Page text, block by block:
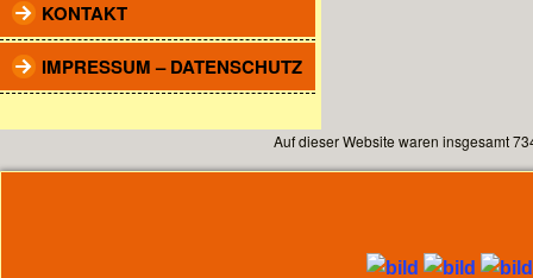
KONTAKT
IMPRESSUM – DATENSCHUTZ
Auf dieser Website waren insgesamt